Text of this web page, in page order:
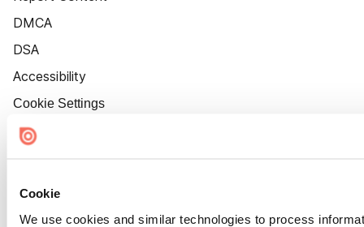
Cookie
We use cookies and similar technologies to process
DMCA
DSA
Accessibility
Cookie Settings